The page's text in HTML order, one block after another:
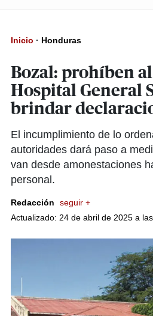
Inicio · Honduras
Bozal: prohíben
Hospital General
brindar
El incumplimiento de lo
autoridades dará paso a
van desde amonestaciones
personal.
Redacción
seguir +
Actualizado: 24 de abril de 2025 a